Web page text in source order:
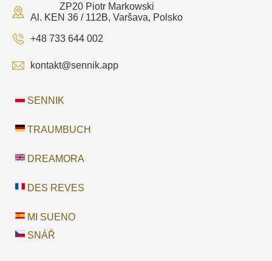
ZP20 Piotr Markowski
Al. KEN 36 / 112B, Varšava, Polsko
+48 733 644 002
kontakt@sennik.app
SENNIK
TRAUMBUCH
DREAMORA
DES REVES
MI SUENO
SNÁŘ